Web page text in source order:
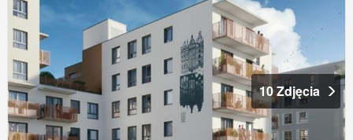
10 Zdjęcia